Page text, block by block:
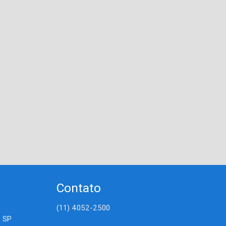
Contato
(11) 4052-2500